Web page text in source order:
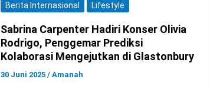
Berita Internasional Lifestyle
Sabrina Carpenter Hadiri Konser Olivia
Rodrigo, Penggemar Prediksi
Kolaborasi Mengejutkan di Glastonbury
30 Juni 2025 / Amanah